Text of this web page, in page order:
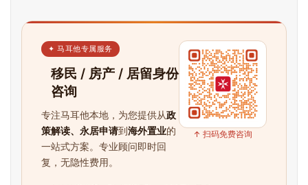
✦ 马耳他专属服务
移民 / 房产 / 居留身份
咨询
专注马耳他本地，为您提供从政
策解读、永居申请到海外置业的
一站式方案。专业顾问即时回
复，无隐性费用。
↑ 扫码免费咨询